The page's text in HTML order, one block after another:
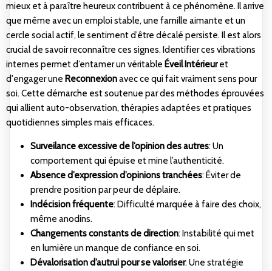
mieux et à paraître heureux contribuent à ce phénomène. Il arrive
que même avec un emploi stable, une famille aimante et un
cercle social actif, le sentiment d’être décalé persiste. Il est alors
crucial de savoir reconnaître ces signes. Identifier ces vibrations
internes permet d’entamer un véritable Éveil Intérieuret
d'engager une Reconnexionavec ce qui fait vraiment sens pour
soi. Cette démarche est soutenue par des méthodes éprouvées
qui allient auto-observation, thérapies adaptées et pratiques
quotidiennes simples mais efficaces.
Surveilance excessive de l’opinion des autres: Un
comportement qui épuise et mine l’authenticité.
Absence d’expression d’opinions tranchées: Éviter de
prendre position par peur de déplaire.
Indécision fréquente: Difficulté marquée à faire des choix,
même anodins.
Changements constants de direction: Instabilité qui met
en lumière un manque de confiance en soi.
Dévalorisation d’autrui pour se valoriser: Une stratégie